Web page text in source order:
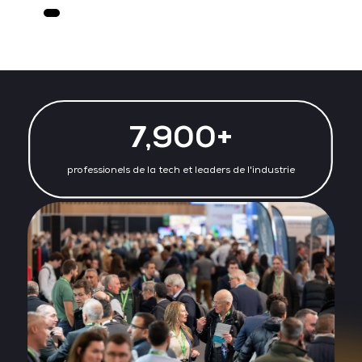
7,900+
professionels de la tech et leaders de l'industrie